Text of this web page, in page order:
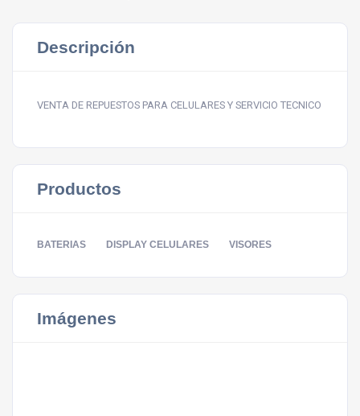
Descripción
VENTA DE REPUESTOS PARA CELULARES Y SERVICIO TECNICO
Productos
BATERIAS DISPLAY CELULARES VISORES
Imágenes